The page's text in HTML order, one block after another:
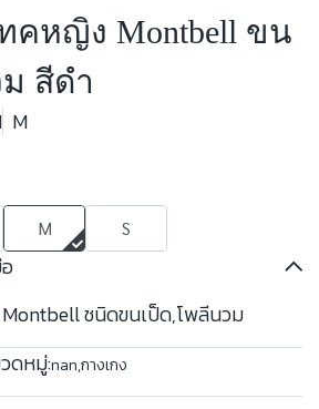
ทคหญิง Montbell ขน
สีดำ
M
M S
ชนิดขนเป็ด,โพลีนวม
ดหมู่:nan,กางเกง